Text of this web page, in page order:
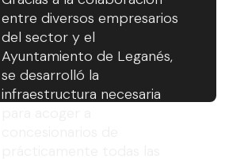
entre diversos empresarios
del sector y el
Ayuntamiento de Leganés,
se desarrolló la
infraestructura necesaria